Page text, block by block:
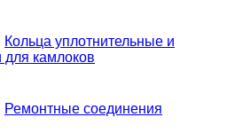
Кольца уплотнительные и
для камлоков
Ремонтные соединения